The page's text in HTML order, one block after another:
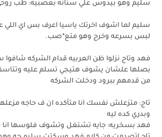
سليم وهو بيدوس علي سنانه بعصبيه: طب روحي
سليم لما اشوف اخرتك ياسيا اعرف بس اي
لبس بسرعه وخرج وهو متع*صب.
فهد وتاج نزلوا ظن العربيه قدام الشركه شافوا
بصلها علشان يشوف هتيجي تسلم عليه
من قدمهم ببرود ودخلت الشركه
تاج: متزعلش نفسك انا متأكده ان ف حاجه
وبدري كده ليه
فهد بسخريه: جايه تشتغل وتشوف فلوسها انا